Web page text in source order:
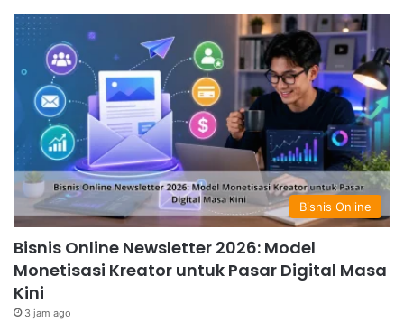
Bisnis Online
Bisnis Online Newsletter 2026: Model
Monetisasi Kreator untuk Pasar Digital Masa
Kini
3 jam ago